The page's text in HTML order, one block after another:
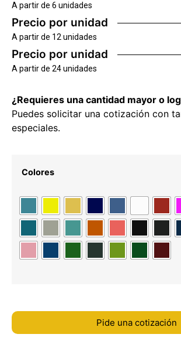
A partir de 6 unidades
Precio por unidad
A partir de 12 unidades
Precio por unidad
A partir de 24 unidades
¿Requieres una cantidad mayor o
Puedes solicitar una cotización con
especiales.
Colores
Pide una cotización